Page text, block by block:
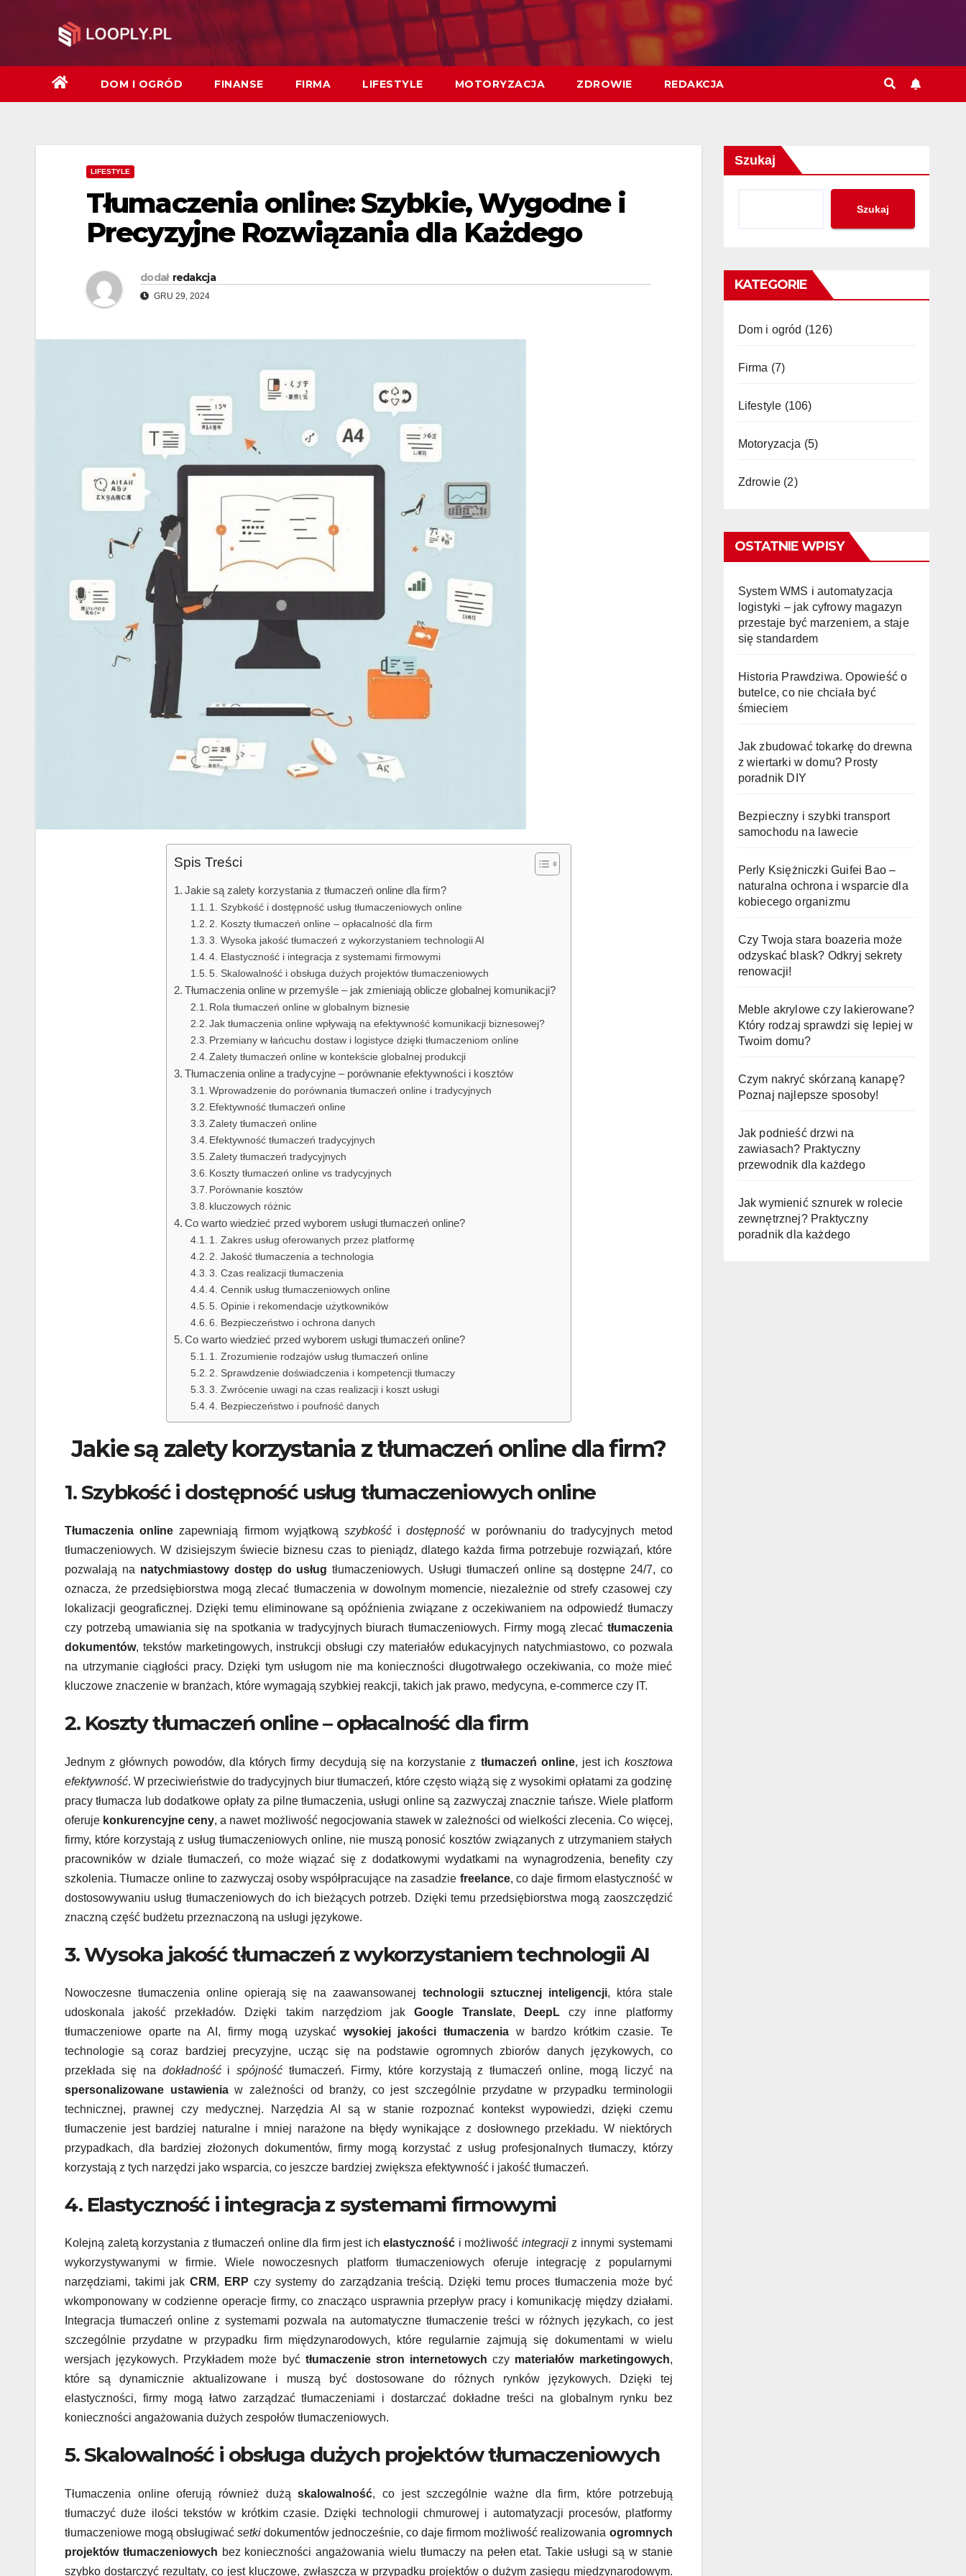
DOM I OGRÓD FINANSE FIRMA LIFESTYLE MOTORYZACJA ZDROWIE REDAKCJA
LIFESTYLE
Tłumaczenia online: Szybkie, Wygodne i
Precyzyjne Rozwiązania dla Każdego
dodał redakcja
GRU 29, 2024
Spis Treści
Jakie są zalety korzystania z tłumaczeń online dla firm?
1. Szybkość i dostępność usług tłumaczeniowych online
2. Koszty tłumaczeń online – opłacalność dla firm
3. Wysoka jakość tłumaczeń z wykorzystaniem technologii AI
4. Elastyczność i integracja z systemami firmowymi
5. Skalowalność i obsługa dużych projektów tłumaczeniowych
Tłumaczenia online w przemyśle – jak zmieniają oblicze globalnej komunikacji?
Rola tłumaczeń online w globalnym biznesie
Jak tłumaczenia online wpływają na efektywność komunikacji biznesowej?
Przemiany w łańcuchu dostaw i logistyce dzięki tłumaczeniom online
Zalety tłumaczeń online w kontekście globalnej produkcji
Tłumaczenia online a tradycyjne – porównanie efektywności i kosztów
Wprowadzenie do porównania tłumaczeń online i tradycyjnych
Efektywność tłumaczeń online
Zalety tłumaczeń online
Efektywność tłumaczeń tradycyjnych
Zalety tłumaczeń tradycyjnych
Koszty tłumaczeń online vs tradycyjnych
Porównanie kosztów
kluczowych różnic
Co warto wiedzieć przed wyborem usługi tłumaczeń online?
1. Zakres usług oferowanych przez platformę
2. Jakość tłumaczenia a technologia
3. Czas realizacji tłumaczenia
4. Cennik usług tłumaczeniowych online
5. Opinie i rekomendacje użytkowników
6. Bezpieczeństwo i ochrona danych
Co warto wiedzieć przed wyborem usługi tłumaczeń online?
1. Zrozumienie rodzajów usług tłumaczeń online
2. Sprawdzenie doświadczenia i kompetencji tłumaczy
3. Zwrócenie uwagi na czas realizacji i koszt usługi
4. Bezpieczeństwo i poufność danych
Jakie są zalety korzystania z tłumaczeń online dla firm?
1. Szybkość i dostępność usług tłumaczeniowych online
Tłumaczenia online zapewniają firmom wyjątkowąszybkość idostępność w porównaniu do tradycyjnych metod
tłumaczeniowych. W dzisiejszym świecie biznesu czas to pieniądz, dlatego każda firma potrzebuje rozwiązań, które
pozwalają na natychmiastowy dostęp do usług tłumaczeniowych. Usługi tłumaczeń online są dostępne 24/7, co
oznacza, że przedsiębiorstwa mogą zlecać tłumaczenia w dowolnym momencie, niezależnie od strefy czasowej czy
lokalizacji geograficznej. Dzięki temu eliminowane są opóźnienia związane z oczekiwaniem na odpowiedź tłumaczy
czy potrzebą umawiania się na spotkania w tradycyjnych biurach tłumaczeniowych. Firmy mogą zlecać tłumaczenia
dokumentów, tekstów marketingowych, instrukcji obsługi czy materiałów edukacyjnych natychmiastowo, co pozwala
na utrzymanie ciągłości pracy. Dzięki tym usługom nie ma konieczności długotrwałego oczekiwania, co może mieć
kluczowe znaczenie w branżach, które wymagają szybkiej reakcji, takich jak prawo, medycyna, e-commerce czy IT.
2. Koszty tłumaczeń online – opłacalność dla firm
Jednym z głównych powodów, dla których firmy decydują się na korzystanie z tłumaczeń online, jest ich kosztowa
efektywność. W przeciwieństwie do tradycyjnych biur tłumaczeń, które często wiążą się z wysokimi opłatami za godzinę
pracy tłumacza lub dodatkowe opłaty za pilne tłumaczenia, usługi online są zazwyczaj znacznie tańsze. Wiele platform
oferuje konkurencyjne ceny, a nawet możliwość negocjowania stawek w zależności od wielkości zlecenia. Co więcej,
firmy, które korzystają z usług tłumaczeniowych online, nie muszą ponosić kosztów związanych z utrzymaniem stałych
pracowników w dziale tłumaczeń, co może wiązać się z dodatkowymi wydatkami na wynagrodzenia, benefity czy
szkolenia. Tłumacze online to zazwyczaj osoby współpracujące na zasadzie freelance, co daje firmom elastyczność w
dostosowywaniu usług tłumaczeniowych do ich bieżących potrzeb. Dzięki temu przedsiębiorstwa mogą zaoszczędzić
znaczną część budżetu przeznaczoną na usługi językowe.
3. Wysoka jakość tłumaczeń z wykorzystaniem technologii AI
Nowoczesne tłumaczenia online opierają się na zaawansowanejtechnologii sztucznej inteligencji, która stale
udoskonala jakość przekładów. Dzięki takim narzędziom jak Google Translate, DeepL czy inne platformy
tłumaczeniowe oparte na AI, firmy mogą uzyskać wysokiej jakości tłumaczenia w bardzo krótkim czasie. Te
technologie są coraz bardziej precyzyjne, ucząc się na podstawie ogromnych zbiorów danych językowych, co
przekłada się na dokładnośćispójność tłumaczeń. Firmy, które korzystają z tłumaczeń online, mogą liczyć na
spersonalizowane ustawieniaw zależności od branży, co jest szczególnie przydatne w przypadku terminologii
technicznej, prawnej czy medycznej. Narzędzia AI są w stanie rozpoznać kontekst wypowiedzi, dzięki czemu
tłumaczenie jest bardziej naturalne i mniej narażone na błędy wynikające z dosłownego przekładu. W niektórych
przypadkach, dla bardziej złożonych dokumentów, firmy mogą korzystać z usług profesjonalnych tłumaczy, którzy
korzystają z tych narzędzi jako wsparcia, co jeszcze bardziej zwiększa efektywność i jakość tłumaczeń.
4. Elastyczność i integracja z systemami firmowymi
Kolejną zaletą korzystania z tłumaczeń online dla firm jest ichelastyczność i możliwość integracjiz innymi systemami
wykorzystywanymi w firmie. Wiele nowoczesnych platform tłumaczeniowych oferuje integrację z popularnymi
narzędziami, takimi jakCRM, ERP czy systemy do zarządzania treścią. Dzięki temu proces tłumaczenia może być
wkomponowany w codzienne operacje firmy, co znacząco usprawnia przepływ pracy i komunikację między działami.
Integracja tłumaczeń online z systemami pozwala na automatyczne tłumaczenie treści w różnych językach, co jest
szczególnie przydatne w przypadku firm międzynarodowych, które regularnie zajmują się dokumentami w wielu
wersjach językowych. Przykładem może być tłumaczenie stron internetowych czy materiałów marketingowych,
które są dynamicznie aktualizowane i muszą być dostosowane do różnych rynków językowych. Dzięki tej
elastyczności, firmy mogą łatwo zarządzać tłumaczeniami i dostarczać dokładne treści na globalnym rynku bez
konieczności angażowania dużych zespołów tłumaczeniowych.
5. Skalowalność i obsługa dużych projektów tłumaczeniowych
Tłumaczenia online oferują również dużąskalowalność, co jest szczególnie ważne dla firm, które potrzebują
tłumaczyć duże ilości tekstów w krótkim czasie. Dzięki technologii chmurowej i automatyzacji procesów, platformy
tłumaczeniowe mogą obsługiwaćsetki dokumentów jednocześnie, co daje firmom możliwość realizowania ogromnych
projektów tłumaczeniowych bez konieczności angażowania wielu tłumaczy na pełen etat. Takie usługi są w stanie
szybko dostarczyć rezultaty, co jest kluczowe, zwłaszcza w przypadku projektów o dużym zasięgu międzynarodowym.
Szukaj
Szukaj
KATEGORIE
Dom i ogród (126)
Firma (7)
Lifestyle (106)
Motoryzacja (5)
Zdrowie(2)
OSTATNIE WPISY
System WMS i automatyzacja
logistyki – jak cyfrowy magazyn
przestaje być marzeniem, a staje
się standardem
Historia Prawdziwa. Opowieść o
butelce, co nie chciała być
śmieciem
Jak zbudować tokarkę do drewna
z wiertarki w domu? Prosty
poradnik DIY
Bezpieczny i szybki transport
samochodu na lawecie
Perly Księżniczki Guifei Bao –
naturalna ochrona i wsparcie dla
kobiecego organizmu
Czy Twoja stara boazeria może
odzyskać blask? Odkryj sekrety
renowacji!
Meble akrylowe czy lakierowane?
Który rodzaj sprawdzi się lepiej w
Twoim domu?
Czym nakryć skórzaną kanapę?
Poznaj najlepsze sposoby!
Jak podnieść drzwi na
zawiasach? Praktyczny
przewodnik dla każdego
Jak wymienić sznurek w rolecie
zewnętrznej? Praktyczny
poradnik dla każdego